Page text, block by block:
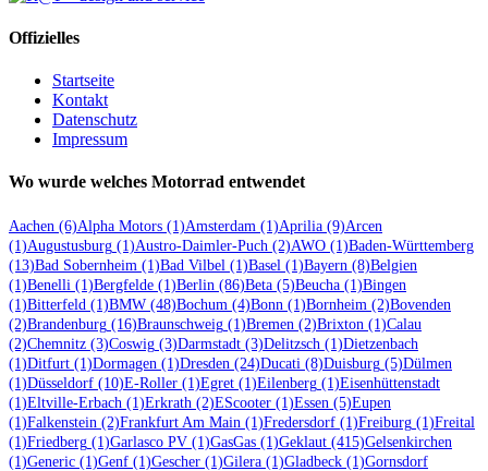
Offizielles
Startseite
Kontakt
Datenschutz
Impressum
Wo wurde welches Motorrad entwendet
Aachen (6)Alpha Motors (1)Amsterdam (1)Aprilia (9)Arcen
(1)Augustusburg (1)Austro-Daimler-Puch (2)AWO (1)Baden-Württemberg
(13)Bad Sobernheim (1)Bad Vilbel (1)Basel (1)Bayern (8)Belgien
(1)Benelli (1)Bergfelde (1)Berlin (86)Beta (5)Beucha (1)Bingen
(1)Bitterfeld (1)BMW (48)Bochum (4)Bonn (1)Bornheim (2)Bovenden
(2)Brandenburg (16)Braunschweig (1)Bremen (2)Brixton (1)Calau
(2)Chemnitz (3)Coswig (3)Darmstadt (3)Delitzsch (1)Dietzenbach
(1)Ditfurt (1)Dormagen (1)Dresden (24)Ducati (8)Duisburg (5)Dülmen
(1)Düsseldorf (10)E-Roller (1)Egret (1)Eilenberg (1)Eisenhüttenstadt
(1)Eltville-Erbach (1)Erkrath (2)EScooter (1)Essen (5)Eupen
(1)Falkenstein (2)Frankfurt Am Main (1)Fredersdorf (1)Freiburg (1)Freital
(1)Friedberg (1)Garlasco PV (1)GasGas (1)Geklaut (415)Gelsenkirchen
(1)Generic (1)Genf (1)Gescher (1)Gilera (1)Gladbeck (1)Gornsdorf